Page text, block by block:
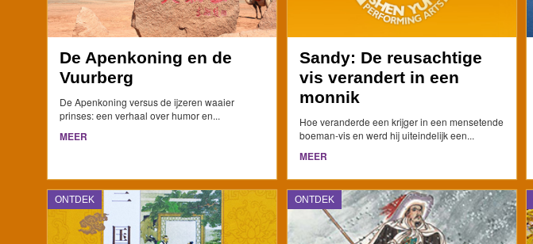
De Apenkoning en de
Vuurberg
De Apenkoning versus de ijzeren waaier
prinses: een verhaal over humor en...
MEER
Sandy: De reusachtige
vis verandert in een
monnik
Hoe veranderde een krijger in een mensetende
boeman-vis en werd hij uiteindelijk een...
MEER
ONTDEK ONTDEK